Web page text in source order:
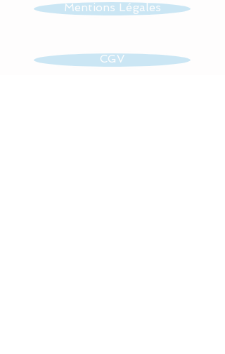
etargent#baby#gigoteuse
oré#glitteror
Mentions Légales
CGV